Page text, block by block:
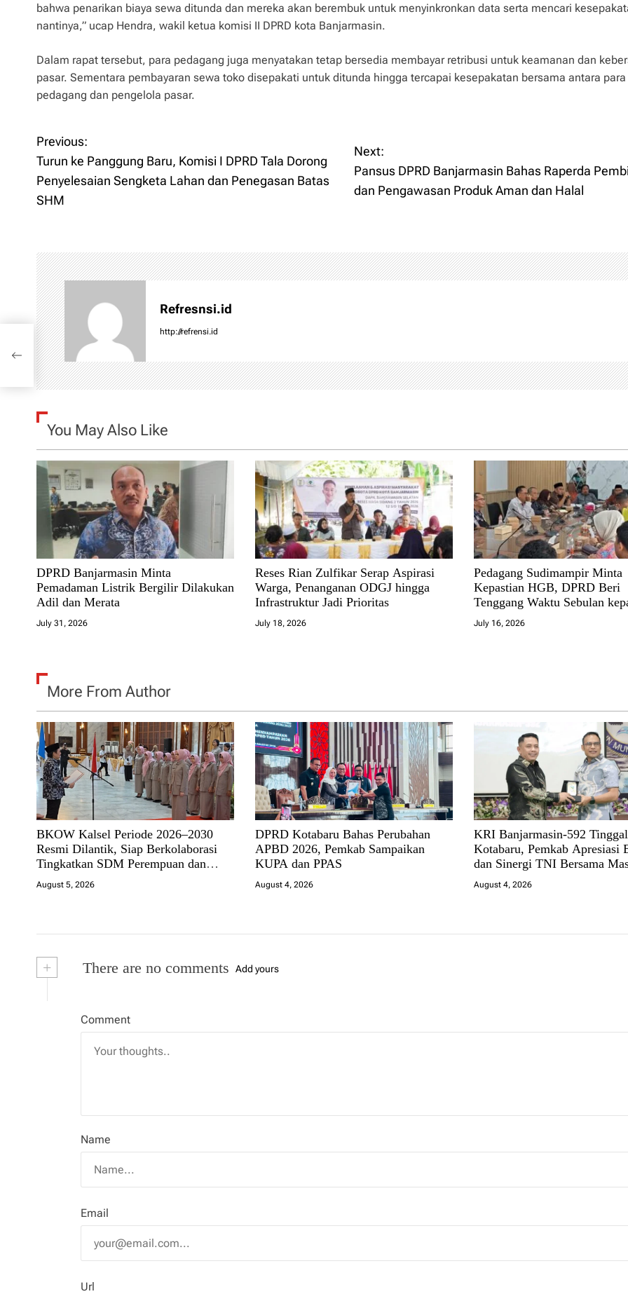
bahwa penarikan biaya sewa ditunda dan mereka akan berembuk untuk menyinkronkan data serta mencari
nantinya,” ucap Hendra, wakil ketua komisi II DPRD kota Banjarmasin.
Dalam rapat tersebut, para pedagang juga menyatakan tetap bersedia membayar retribusi untuk keamanan dan
pasar. Sementara pembayaran sewa toko disepakati untuk ditunda hingga tercapai kesepakatan bersama antara para
pedagang dan pengelola pasar.
P
o
s
n
a
v
i
g
a
t
o
n
Previous:
Turun ke Panggung Baru, Komisi I DPRD Tala Dorong
Penyelesaian Sengketa Lahan dan Penegasan Batas
SHM
Next:
Pansus DPRD Banjarmasin Bahas Raperda
dan Pengawasan Produk Aman dan Halal
Refresnsi.id
http://refrensi.id
You May Also Like
DPRD Banjarmasin Minta
Pemadaman Listrik Bergilir Dilakukan
Adil dan Merata
July 31, 2026
Reses Rian Zulfikar Serap Aspirasi
Warga, Penanganan ODGJ hingga
Infrastruktur Jadi Prioritas
July 18, 2026
Pedagang Sudimampir Minta
Kepastian HGB, DPRD Beri
Tenggang Waktu Sebulan
Pemko
July 16, 2026
More From Author
BKOW Kalsel Periode 2026–2030
Resmi Dilantik, Siap Berkolaborasi
Tingkatkan SDM Perempuan dan
Dukung Pembangunan Banua
August 5, 2026
DPRD Kotabaru Bahas Perubahan
APBD 2026, Pemkab Sampaikan
KUPA dan PPAS
August 4, 2026
KRI Banjarmasin-592
Kotabaru, Pemkab Apresiasi
dan Sinergi TNI Bersama
August 4, 2026
+ There are no comments Add yours
Comment
Name
Email
Url